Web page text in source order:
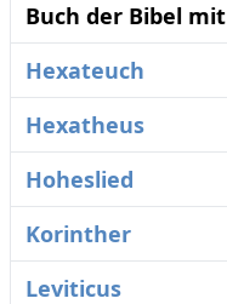
Buch der Bibel
Hexateuch
Hexatheus
Hoheslied
Korinther
Leviticus